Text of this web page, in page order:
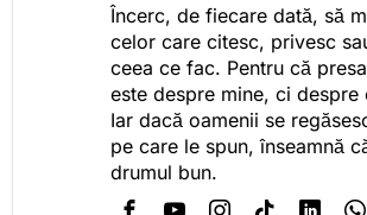
Încerc, de fiecare dată, să
celor care citesc, privesc
ceea ce fac. Pentru că
este despre mine, ci despre
Iar dacă oamenii se
pe care le spun, înseamnă
drumul bun.